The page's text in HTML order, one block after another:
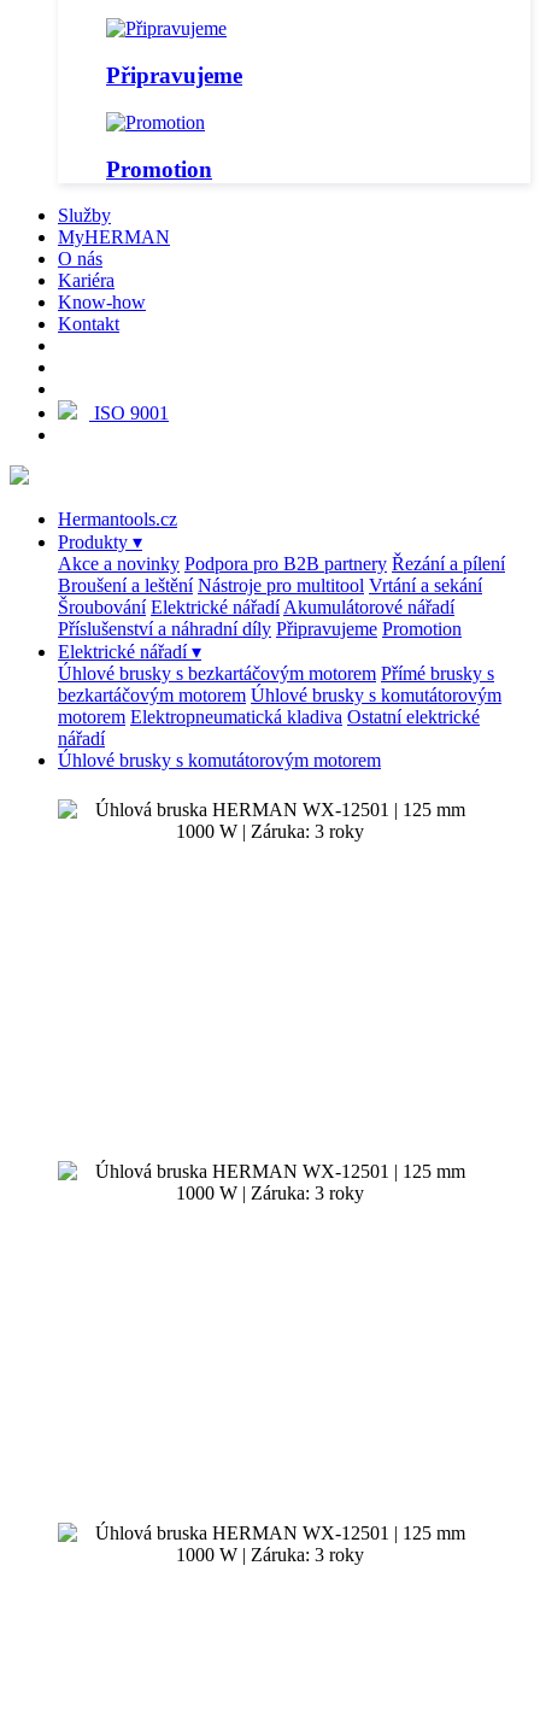
Připravujeme
Promotion
Služby
MyHERMAN
O nás
Kariéra
Know-how
Kontakt
ISO 9001
Hermantools.cz
Produkty ▾
Akce a novinky Podpora pro B2B partnery Řezání a pílení
Broušení a leštění Nástroje pro multitool Vrtání a sekání
Šroubování Elektrické nářadí Akumulátorové nářadí
Příslušenství a náhradní díly Připravujeme Promotion
Elektrické nářadí▾
Úhlové brusky s bezkartáčovým motorem Přímé brusky s
bezkartáčovým motorem Úhlové brusky s komutátorovým
motorem Elektropneumatická kladiva Ostatní elektrické
nářadí
Úhlové brusky s komutátorovým motorem